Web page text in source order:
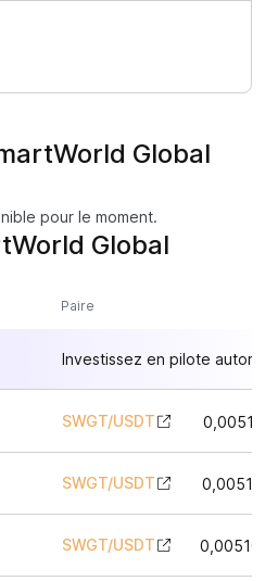
Global
pour le moment.
Global
Paire
Investissez en pilote
SWGT/USDT
SWGT/USDT
SWGT/USDT